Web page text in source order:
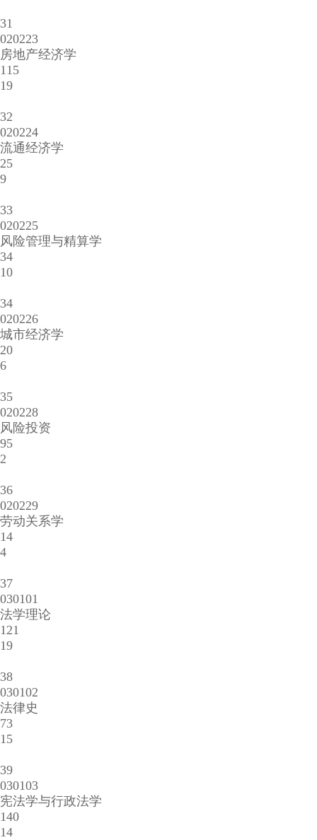
31
020223
房地产经济学
115
19
32
020224
流通经济学
25
9
33
020225
风险管理与精算学
34
10
34
020226
城市经济学
20
6
35
020228
风险投资
95
2
36
020229
劳动关系学
14
4
37
030101
法学理论
121
19
38
030102
法律史
73
15
39
030103
宪法学与行政法学
140
14